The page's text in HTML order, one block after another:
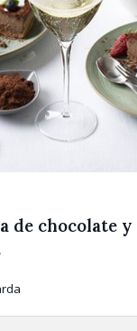
de chocolate